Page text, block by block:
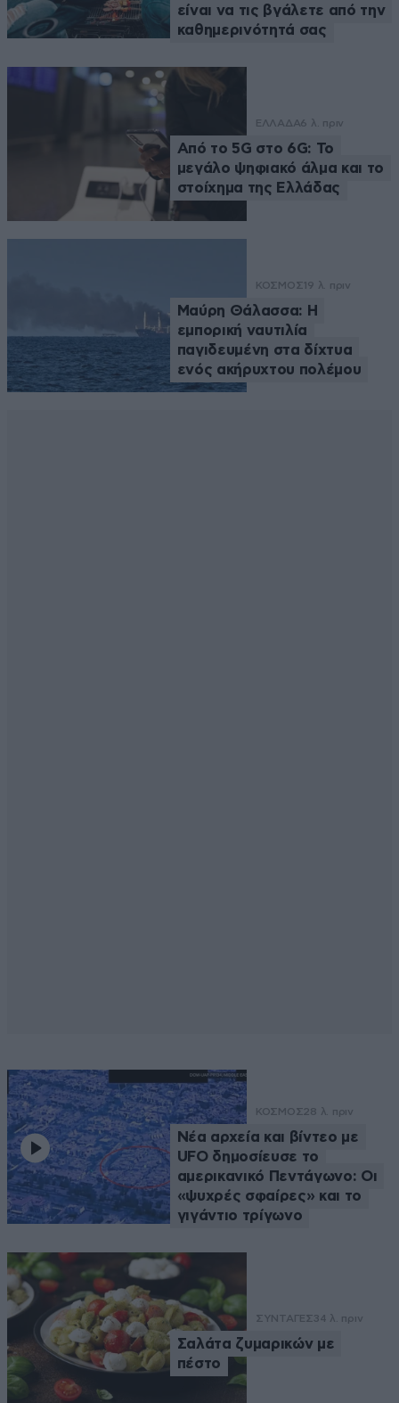
είναι να τις βγάλετε από την
καθημερινότητά σας
ΕΛΛΑΔΑ6 λ. πριν
Από το 5G στο 6G: Το
μεγάλο ψηφιακό άλμα και το
στοίχημα της Ελλάδας
ΚΟΣΜΟΣ 19 λ. πριν
Μαύρη Θάλασσα: Η
εμπορική ναυτιλία
παγιδευμένη στα δίχτυα
ενός ακήρυχτου πολέμου
ΚΟΣΜΟΣ28 λ. πριν
Νέα αρχεία και βίντεο με
UFO δημοσίευσε το
αμερικανικό Πεντάγωνο: Οι
«ψυχρές σφαίρες» και το
γιγάντιο τρίγωνο
ΣΥΝΤΑΓΕΣ34 λ. πριν
Σαλάτα ζυμαρικών με
πέστο